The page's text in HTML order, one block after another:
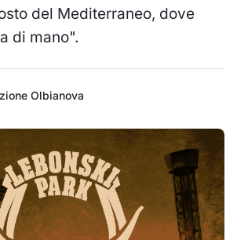
del Mediterraneo, dove
di mano".
Olbianova